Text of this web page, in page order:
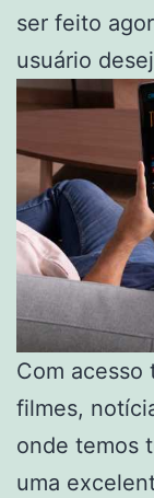
ser feito
usuário
Com acesso
filmes,
onde temos
uma